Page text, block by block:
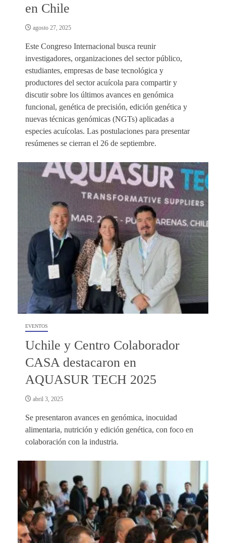
en Chile
agosto 27, 2025
Este Congreso Internacional busca reunir
investigadores, organizaciones del sector público,
estudiantes, empresas de base tecnológica y
productores del sector acuícola para compartir y
discutir sobre los últimos avances en genómica
funcional, genética de precisión, edición genética y
nuevas técnicas genómicas (NGTs) aplicadas a
especies acuícolas. Las postulaciones para presentar
resúmenes se cierran el 26 de septiembre.
EVENTOS
Uchile y Centro Colaborador
CASA destacaron en
AQUASUR TECH 2025
abril 3, 2025
Se presentaron avances en genómica, inocuidad
alimentaria, nutrición y edición genética, con foco en
colaboración con la industria.